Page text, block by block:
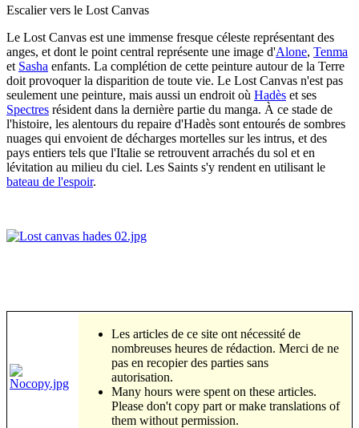
Escalier vers le Lost Canvas
Le Lost Canvas est une immense fresque céleste représentant des
anges, et dont le point central représente une image d'Alone, Tenma
et Sasha enfants. La complétion de cette peinture autour de la Terre
doit provoquer la disparition de toute vie. Le Lost Canvas n'est pas
seulement une peinture, mais aussi un endroit où Hadès et ses
Spectres résident dans la dernière partie du manga. À ce stade de
l'histoire, les alentours du repaire d'Hadès sont entourés de sombres
nuages qui envoient de décharges mortelles sur les intrus, et des
pays entiers tels que l'Italie se retrouvent arrachés du sol et en
lévitation au milieu du ciel. Les Saints s'y rendent en utilisant le
bateau de l'espoir.
Les articles de ce site ont nécessité de
nombreuses heures de rédaction. Merci de ne
pas en recopier des parties sans
autorisation.
Many hours were spent on these articles.
Please don't copy part or make translations of
them without permission.